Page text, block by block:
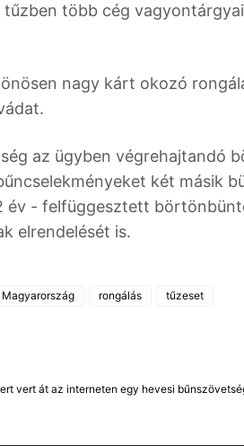
tűzben több cég
nagy kárt okozó
az ügyben végrehajtandó
két másik
év - felfüggesztett
elrendelését is.
Magyarország rongálás tűzeset
vert át az interneten egy hevesi